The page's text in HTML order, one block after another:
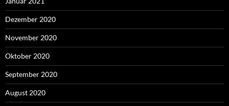
Dezember 2020
November 2020
Oktober 2020
September 2020
August 2020